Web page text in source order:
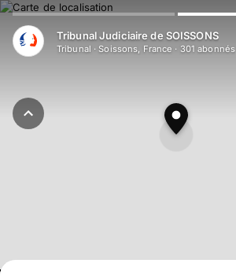
Aller au contenu principal
Tribunal Judiciaire de SOISSONS
Tribunal ·Soissons, France · 301 abonnés